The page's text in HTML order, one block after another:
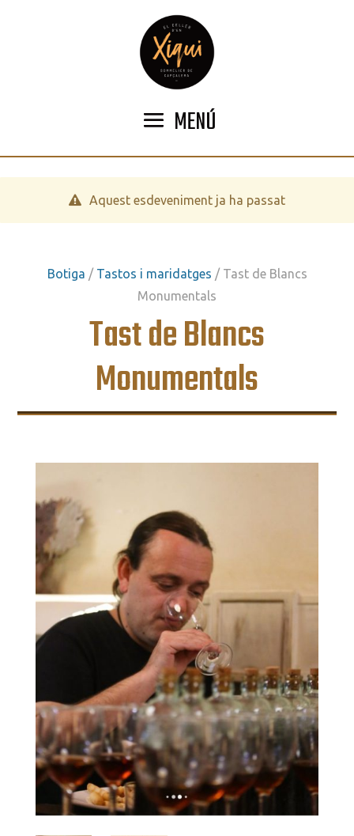
MENÚ
Aquest esdeveniment ja ha passat
Botiga / Tastos i maridatges / Tast de Blancs
Monumentals
Tast de Blancs
Monumentals